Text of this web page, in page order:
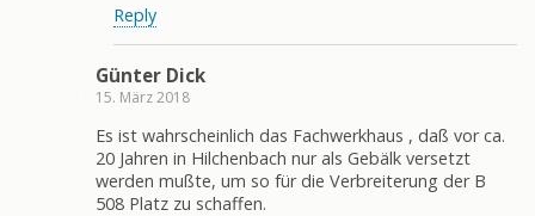
Reply
Günter Dick
15. März 2018
Es ist wahrscheinlich das Fachwerkhaus , daß vor ca.
20 Jahren in Hilchenbach nur als Gebälk versetzt
werden mußte, um so für die Verbreiterung der B
508 Platz zu schaffen.